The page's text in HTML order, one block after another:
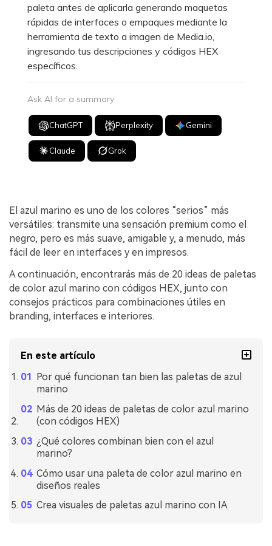
paleta antes de aplicarla generando maquetas
rápidas de interfaces o empaques mediante la
herramienta de texto a imagen de Media.io,
ingresando tus descripciones y códigos HEX
específicos.
Ask AI for a summary
ChatGPT Perplexity Gemini
Claude Grok
El azul marino es uno de los colores “serios” más
versátiles: transmite una sensación premium como el
negro, pero es más suave, amigable y, a menudo, más
fácil de leer en interfaces y en impresos.
A continuación, encontrarás más de 20 ideas de paletas
de color azul marino con códigos HEX, junto con
consejos prácticos para combinaciones útiles en
branding, interfaces e interiores.
En este artículo
Por qué funcionan tan bien las paletas de azul
marino
Más de 20 ideas de paletas de color azul marino
(con códigos HEX)
¿Qué colores combinan bien con el azul
marino?
Cómo usar una paleta de color azul marino en
diseños reales
Crea visuales de paletas azul marino con IA